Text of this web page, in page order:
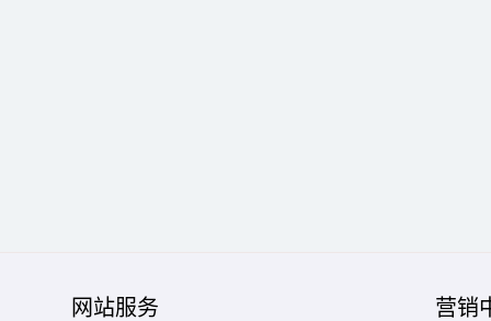
网站服务 营销